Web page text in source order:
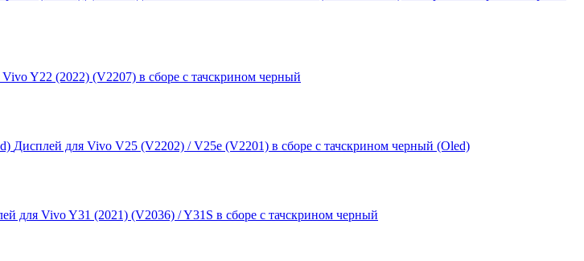
Y22 (2022) (V2207) в сборе с тачскрином черный
Дисплей для Vivo V25 (V2202) / V25e (V2201) в сборе с тачскрином черный (Oled)
для Vivo Y31 (2021) (V2036) / Y31S в сборе с тачскрином черный